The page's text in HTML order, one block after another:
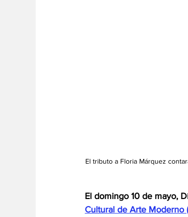
El tributo a Floria Márquez
El domingo 10 de mayo,
Cultural de Arte Moderno